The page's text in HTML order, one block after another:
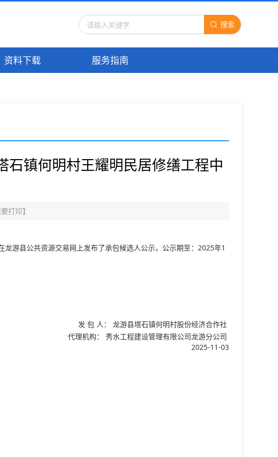
搜索
资料下载 服务指南
石镇何明村王耀明民居修缮工程中
打印】
游县公共资源交易网上发布了承包候选人公示，公示期至：2025年1
发 包 人：
龙游县塔石镇何明村股份经济合作社
代理机构：
秀水工程建设管理有限公司龙游分公司
2025-11-03